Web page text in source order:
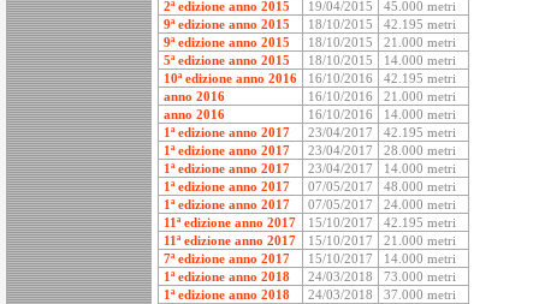
2ª edizione anno 2015
19/04/2015
45.000 metri
9ª edizione anno 2015
18/10/2015
42.195 metri
9ª edizione anno 2015
18/10/2015
21.000 metri
5ª edizione anno 2015
18/10/2015
14.000 metri
10ª edizione anno 2016
16/10/2016
42.195 metri
anno 2016
16/10/2016
21.000 metri
anno 2016
16/10/2016
14.000 metri
1ª edizione anno 2017
23/04/2017
42.195 metri
1ª edizione anno 2017
23/04/2017
28.000 metri
1ª edizione anno 2017
23/04/2017
14.000 metri
1ª edizione anno 2017
07/05/2017
48.000 metri
1ª edizione anno 2017
07/05/2017
24.000 metri
11ª edizione anno 2017
15/10/2017
42.195 metri
11ª edizione anno 2017
15/10/2017
21.000 metri
7ª edizione anno 2017
15/10/2017
14.000 metri
1ª edizione anno 2018
24/03/2018
73.000 metri
1ª edizione anno 2018
24/03/2018
37.000 metri